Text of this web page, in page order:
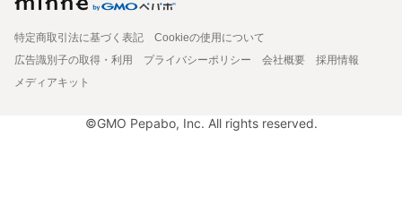
特定商取引法に基づく表記
Cookieの使用について
広告識別子の取得・利用
プライバシーポリシー 会社概要
採用情報
メディアキット
©GMO Pepabo, Inc. All rights reserved.